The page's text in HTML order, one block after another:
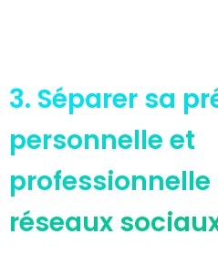
3. Séparer sa
personnelle et
professionnelle
réseaux